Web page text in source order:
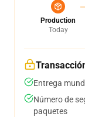
Production
Today
Entrega
Número de
paquetes